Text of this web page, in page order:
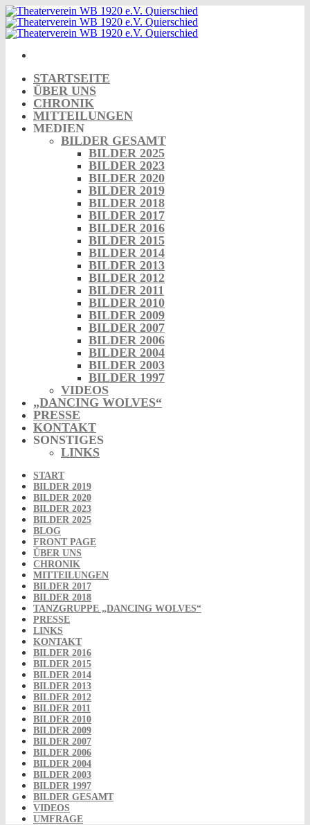
Skip
to
content
STARTSEITE
ÜBER UNS
CHRONIK
MITTEILUNGEN
MEDIEN
BILDER GESAMT
BILDER 2025
BILDER 2023
BILDER 2020
BILDER 2019
BILDER 2018
BILDER 2017
BILDER 2016
BILDER 2015
BILDER 2014
BILDER 2013
BILDER 2012
BILDER 2011
BILDER 2010
BILDER 2009
BILDER 2007
BILDER 2006
BILDER 2004
BILDER 2003
BILDER 1997
VIDEOS
„DANCING WOLVES“
PRESSE
KONTAKT
SONSTIGES
LINKS
START
BILDER 2019
BILDER 2020
BILDER 2023
BILDER 2025
BLOG
FRONT PAGE
ÜBER UNS
CHRONIK
MITTEILUNGEN
BILDER 2017
BILDER 2018
TANZGRUPPE „DANCING WOLVES“
PRESSE
LINKS
KONTAKT
BILDER 2016
BILDER 2015
BILDER 2014
BILDER 2013
BILDER 2012
BILDER 2011
BILDER 2010
BILDER 2009
BILDER 2007
BILDER 2006
BILDER 2004
BILDER 2003
BILDER 1997
BILDER GESAMT
VIDEOS
UMFRAGE